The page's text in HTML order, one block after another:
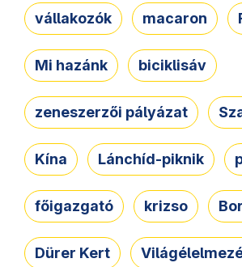
vállakozók macaron
Mi hazánk biciklisáv
zeneszerzői pályázat
Kína Lánchíd-piknik
főigazgató krizso
Dürer Kert